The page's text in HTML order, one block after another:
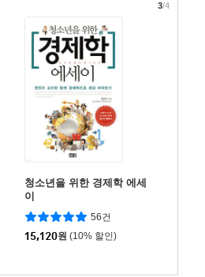
청소년을 위한 경제학 에세
이
56건
15,120원 (10% 할인)
3/4